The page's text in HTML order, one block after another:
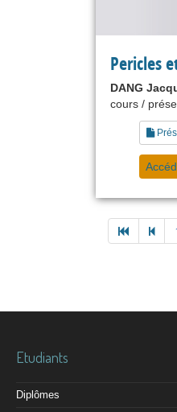
Pericles
DANG
cours /
Etudiants
Diplômes